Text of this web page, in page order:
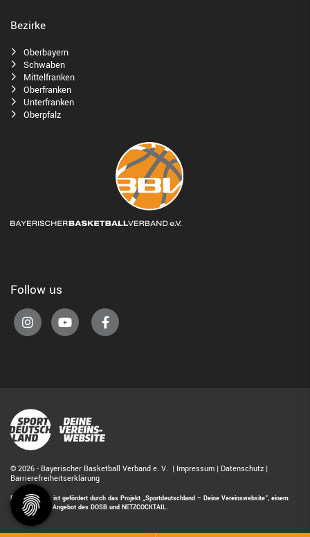
Bezirke
Oberbayern
Schwaben
Mittelfranken
Oberfranken
Unterfranken
Oberpfalz
Follow us
© 2026 - Bayerischer Basketball Verband e. V. | Impressum | Datenschutz |
Barrierefreiheitserklärung
Diese Website ist gefördert durch das Projekt „Sportdeutschland – Deine Vereinswebsite”, einem
gemeinsamen Angebot des DOSB und NETZCOCKTAIL.